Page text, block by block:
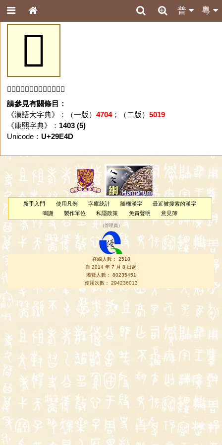
粵
普
𩹍
「𩹍」字未收錄於本資料庫。
請參見有關條目：
《漢語大字典》：（一版） 4704；（二版） 5019
《康熙字典》： 1403 (5)
Unicode： U+29E4D
新手入門 使用凡例 字庫統計 隨機漢字
最近被搜索的漢字
鳴謝
製作單位 私隱政策 免責聲明 意見簿
（管理員 ）
在線人數： 2518
自 2014 年 7 月 8 日起
瀏覽人數： 80235451
使用次數： 294236013